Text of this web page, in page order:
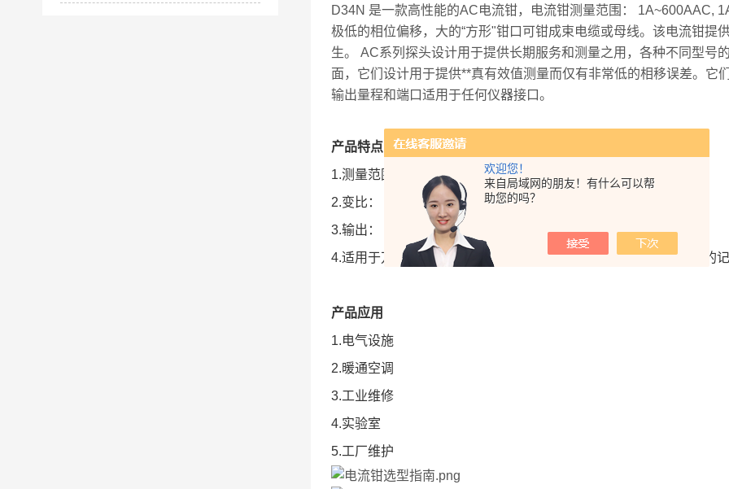
欢迎您！
来自局域网的朋友！有什么可以帮
助您的吗？
D34N 是一款高性能的AC电流钳，电流钳测量范围： 1A~600AAC,
极低的相位偏移，大的“方形"钳口可钳成束电缆或母线。该电流钳提
生。 AC系列探头设计用于提供长期服务和测量之用，各种不同型号
面，它们设计用于提供**真有效值测量而仅有非常低的相移误差。它
输出量程和端口适用于任何仪器接口。
产品特点
1.测量范围： 1A~600AAC, 1A~1200AAC, 1A~1800AAC
2.变比： 500:5, 1000:5, 1500:5
3.输出： 5A AC
4.适用于万用表（DMM）、功率表、谐波表以及带有AC电流量程的
产品应用
1.电气设施
2.暖通空调
3.工业维修
4.实验室
5.工厂维护